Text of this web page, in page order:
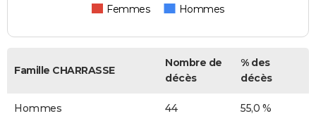
Femmes Hommes
Famille CHARRASSE
Nombre de
décès
% des
décès
Hommes 44 55,0 %